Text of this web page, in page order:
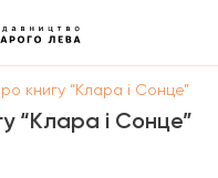
книгу “Клара і Сонце”
“Клара і Сонце”